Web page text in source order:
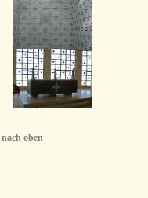
nach oben